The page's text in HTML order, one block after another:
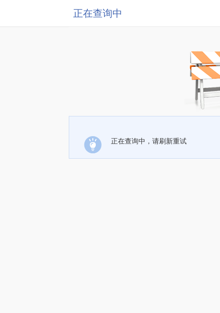
正在查询中
正在查询中，请刷新重试